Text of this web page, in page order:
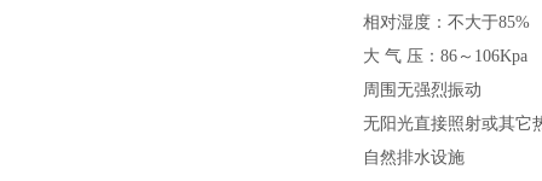
相对湿度：不大于85%
大 气 压：86～106Kpa
周围无强烈振动
无阳光直接照射或其它
自然排水设施